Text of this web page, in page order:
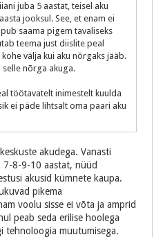
juba 5 aastat, teisel aku
jooksul. See, et enam ei
saama pigem tavaliseks
teema just diislite peal
välja kui aku nõrgaks jääb.
selle nõrga akuga.
töötavatelt inimestelt kuulda
ei päde lihtsalt oma paari aku
akudega. Vanasti
7-8-9-10 aastat, nüüd
akusid kümnete kaupa.
pikema
voolu sisse ei võta ja amprid
peab seda erilise hoolega
tehnoloogia muutumisega.